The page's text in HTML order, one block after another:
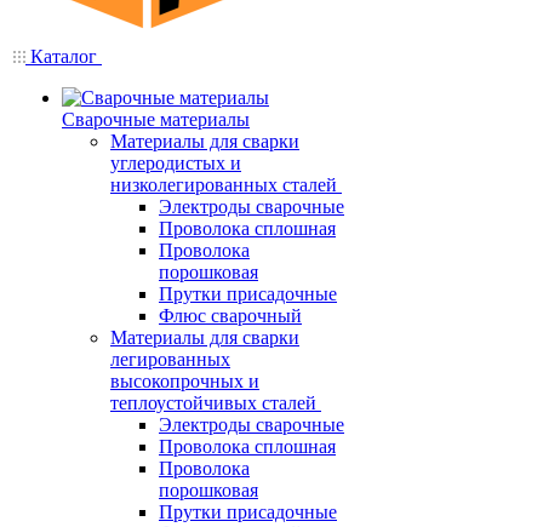
Каталог
Сварочные материалы
Материалы для сварки
углеродистых и
низколегированных сталей
Электроды сварочные
Проволока сплошная
Проволока
порошковая
Прутки присадочные
Флюс сварочный
Материалы для сварки
легированных
высокопрочных и
теплоустойчивых сталей
Электроды сварочные
Проволока сплошная
Проволока
порошковая
Прутки присадочные